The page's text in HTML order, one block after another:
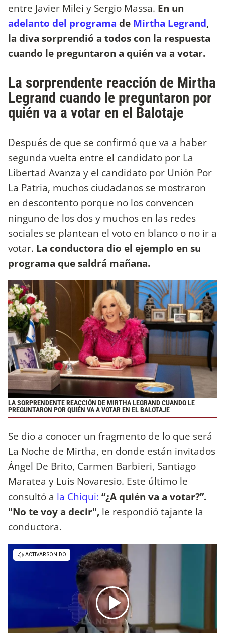
entre Javier Milei y Sergio Massa. En un
adelanto del programa de Mirtha Legrand,
la diva sorprendió a todos con la respuesta
cuando le preguntaron a quién va a votar.
La sorprendente reacción de Mirtha
Legrand cuando le preguntaron por
quién va a votar en el Balotaje
Después de que se confirmó que va a haber
segunda vuelta entre el candidato por La
Libertad Avanza y el candidato por Unión Por
La Patria, muchos ciudadanos se mostraron
en descontento porque no los convencen
ninguno de los dos y muchos en las redes
sociales se plantean el voto en blanco o no ir a
votar. La conductora dio el ejemplo en su
programa que saldrá mañana.
LA SORPRENDENTE REACCIÓN DE MIRTHA LEGRAND CUANDO LE
PREGUNTARON POR QUIÉN VA A VOTAR EN EL BALOTAJE
Se dio a conocer un fragmento de lo que será
La Noche de Mirtha, en donde están invitados
Ángel De Brito, Carmen Barbieri, Santiago
Maratea y Luis Novaresio. Este último le
consultó a la Chiqui: “¿A quién va a votar?”.
"No te voy a decir", le respondió tajante la
conductora.